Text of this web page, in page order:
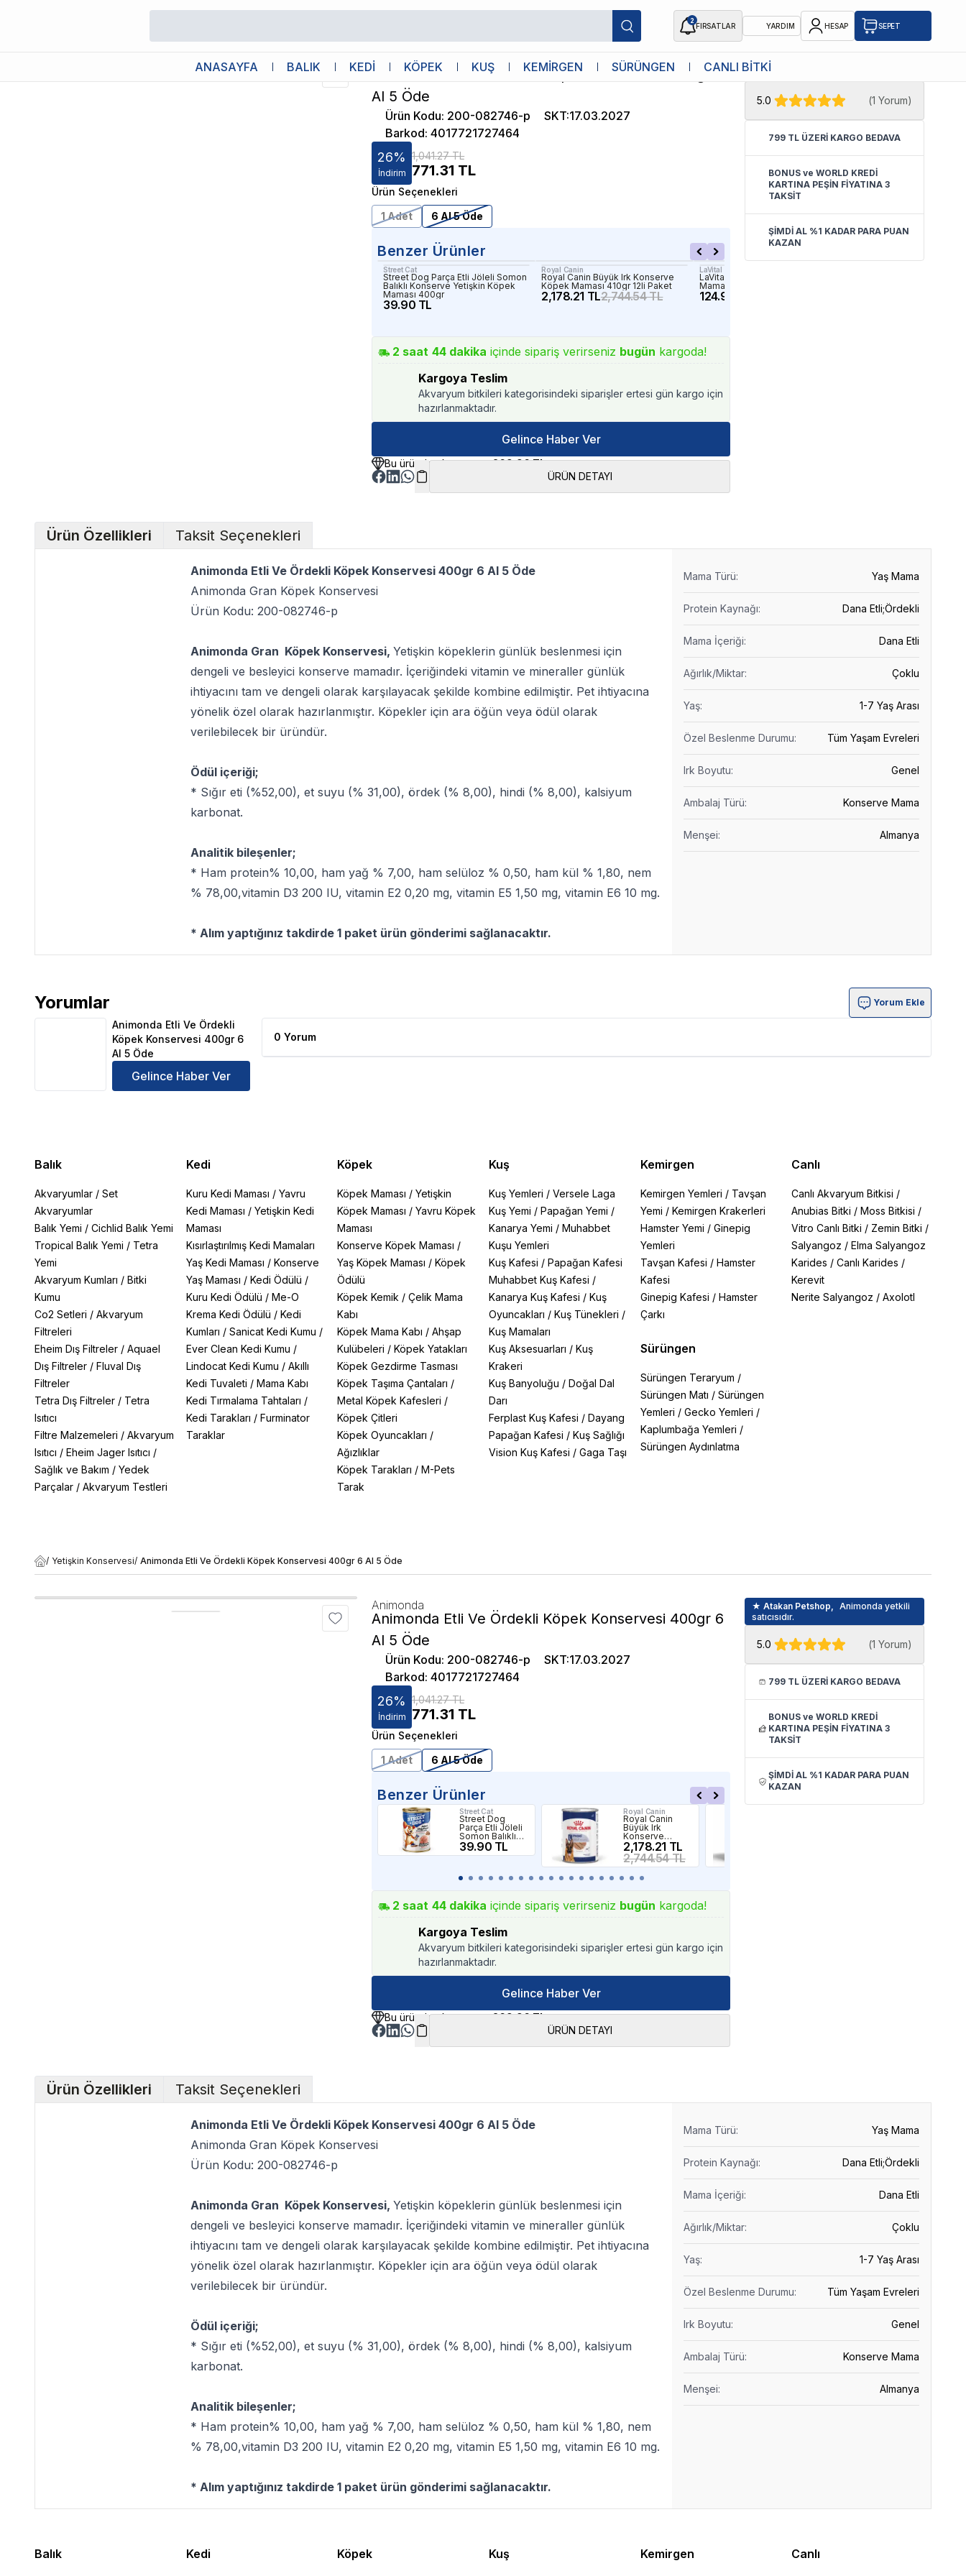
2
FIRSATLAR YARDIM HESAP SEPET
ANASAYFA BALIK KEDİ KÖPEK KUŞ KEMİRGEN SÜRÜNGEN CANLI BİTKİ
Animonda
Animonda Etli Ve Ördekli Köpek Konservesi 400gr 6
Al 5 Öde
Ürün Kodu: 200-082746-p SKT:17.03.2027
Barkod:4017721727464
26%
İndirim
1,041.27 TL
771.31 TL
Ürün Seçenekleri
1 Adet
6 Al 5 Öde
Benzer Ürünler
Street Cat
Street Dog Parça Etli Jöleli Somon
Balıklı Konserve Yetişkin Köpek
Maması 400gr
39.90 TL
Royal Canin
Royal Canin Büyük Irk Konserve
Köpek Maması 410gr 12li Paket
2,178.21 TL2,744.54 TL
LaVital
LaVital Sığır Etli Yaş Yetişkin Köpek
Maması 395gr
124.90 TL
2 saat 44 dakika içinde sipariş verirseniz bugün kargoda!
Kargoya Teslim
Akvaryum bitkileri kategorisindeki siparişler ertesi gün kargo için
hazırlanmaktadır.
Gelince Haber Ver
Bu üründen kazancınız269.96 TL
ÜRÜN DETAYI
★ Atakan Petshop,
satıcısıdır.
5.0 (1 Yorum)
799 TL ÜZERİ KARGO BEDAVA
BONUS ve WORLD KREDİ
KARTINA PEŞİN FİYATINA 3
TAKSİT
ŞİMDİ AL %1 KADAR PARA PUAN
KAZAN
Ürün Özellikleri Taksit Seçenekleri
Animonda Etli Ve Ördekli Köpek Konservesi 400gr 6 Al 5 Öde
Animonda Gran Köpek Konservesi
Ürün Kodu: 200-082746-p
Animonda Gran Köpek Konservesi, Yetişkin köpeklerin günlük beslenmesi için
dengeli ve besleyici konserve mamadır. İçeriğindeki vitamin ve mineraller günlük
ihtiyacını tam ve dengeli olarak karşılayacak şekilde kombine edilmiştir. Pet ihtiyacına
yönelik özel olarak hazırlanmıştır. Köpekler için ara öğün veya ödül olarak
verilebilecek bir üründür.
Ödül içeriği;
* Sığır eti (%52,00), et suyu (% 31,00), ördek (% 8,00), hindi (% 8,00), kalsiyum
karbonat.
Analitik bileşenler;
* Ham protein% 10,00, ham yağ % 7,00, ham selüloz % 0,50, ham kül % 1,80, nem
% 78,00,vitamin D3 200 IU, vitamin E2 0,20 mg, vitamin E5 1,50 mg, vitamin E6 10 mg.
* Alım yaptığınız takdirde 1 paket ürün gönderimi sağlanacaktır.
Mama Türü: Yaş Mama
Protein Kaynağı: Dana Etli;Ördekli
Mama İçeriği: Dana Etli
Ağırlık/Miktar: Çoklu
Yaş: 1-7 Yaş Arası
Özel Beslenme Durumu: Tüm Yaşam Evreleri
Irk Boyutu: Genel
Ambalaj Türü: Konserve Mama
Menşei: Almanya
Yorumlar
Animonda Etli Ve Ördekli Köpek Konservesi 400gr 6 Al 5 Öde Ürün Yorumları
Yorum Ekle
Animonda Etli Ve Ördekli
Köpek Konservesi 400gr 6
Al 5 Öde
Gelince Haber Ver
0 Yorum
Balık
Akvaryumlar / Set
Akvaryumlar
Balık Yemi / Cichlid Balık Yemi
Tropical Balık Yemi / Tetra
Yemi
Akvaryum Kumları / Bitki
Kumu
Co2 Setleri / Akvaryum
Filtreleri
Eheim Dış Filtreler / Aquael
Dış Filtreler / Fluval Dış
Filtreler
Tetra Dış Filtreler / Tetra
Isıtıcı
Filtre Malzemeleri / Akvaryum
Isıtıcı / Eheim Jager Isıtıcı /
Sağlık ve Bakım / Yedek
Parçalar / Akvaryum Testleri
Kedi
Kuru Kedi Maması / Yavru
Kedi Maması / Yetişkin Kedi
Maması
Kısırlaştırılmış Kedi Mamaları
Yaş Kedi Maması / Konserve
Yaş Maması / Kedi Ödülü /
Kuru Kedi Ödülü / Me-O
Krema Kedi Ödülü / Kedi
Kumları / Sanicat Kedi Kumu /
Ever Clean Kedi Kumu /
Lindocat Kedi Kumu / Akıllı
Kedi Tuvaleti / Mama Kabı
Kedi Tırmalama Tahtaları /
Kedi Tarakları / Furminator
Taraklar
Köpek
Köpek Maması /Yetişkin
Köpek Maması /Yavru Köpek
Maması
Konserve Köpek Maması /
Yaş Köpek Maması /Köpek
Ödülü
Köpek Kemik /Çelik Mama
Kabı
Köpek Mama Kabı /Ahşap
Kulübeleri /Köpek Yatakları
Köpek Gezdirme Tasması
Köpek Taşıma Çantaları /
Metal Köpek Kafesleri /
Köpek Çitleri
Köpek Oyuncakları /
Ağızlıklar
Köpek Tarakları /M-Pets
Tarak
Kuş
Kuş Yemleri / Versele Laga
Kuş Yemi / Papağan Yemi /
Kanarya Yemi / Muhabbet
Kuşu Yemleri
Kuş Kafesi / Papağan Kafesi
Muhabbet Kuş Kafesi /
Kanarya Kuş Kafesi / Kuş
Oyuncakları / Kuş Tünekleri /
Kuş Mamaları
Kuş Aksesuarları / Kuş
Krakeri
Kuş Banyoluğu / Doğal Dal
Darı
Ferplast Kuş Kafesi / Dayang
Papağan Kafesi / Kuş Sağlığı
Vision Kuş Kafesi / Gaga Taşı
Kemirgen
Kemirgen Yemleri / Tavşan
Yemi / Kemirgen Krakerleri
Hamster Yemi / Ginepig
Yemleri
Tavşan Kafesi / Hamster
Kafesi
Ginepig Kafesi / Hamster
Çarkı
Sürüngen
Sürüngen Teraryum /
Sürüngen Matı / Sürüngen
Yemleri / Gecko Yemleri /
Kaplumbağa Yemleri /
Sürüngen Aydınlatma
Canlı
Canlı Akvaryum Bitkisi /
Anubias Bitki /Moss Bitkisi /
Vitro Canlı Bitki / Zemin Bitki /
Salyangoz /Elma Salyangoz
Karides /Canlı Karides /
Kerevit
Nerite Salyangoz /Axolotl
/ Yetişkin Konservesi/ Animonda Etli Ve Ördekli Köpek Konservesi 400gr 6 Al 5 Öde
Animonda
Animonda Etli Ve Ördekli Köpek Konservesi 400gr 6
Al 5 Öde
Ürün Kodu: 200-082746-p SKT:17.03.2027
Barkod:4017721727464
26%
İndirim
1,041.27 TL
771.31 TL
Ürün Seçenekleri
1 Adet
6 Al 5 Öde
Benzer Ürünler
Street Cat
Street Dog
Parça Etli Jöleli
Somon Balıklı
Konserve
Yetişkin Köpek
39.90 TL
Royal Canin
Royal Canin
Büyük Irk
Konserve
Köpek Maması
410gr 12li Paket
2,178.21 TL
2,744.54 TL
2 saat 44 dakika içinde sipariş verirseniz bugün kargoda!
Kargoya Teslim
Akvaryum bitkileri kategorisindeki siparişler ertesi gün kargo için
hazırlanmaktadır.
Gelince Haber Ver
Bu üründen kazancınız269.96 TL
ÜRÜN DETAYI
★ Atakan Petshop,
Animonda yetkili
satıcısıdır.
5.0 (1 Yorum)
799 TL ÜZERİ KARGO BEDAVA
BONUS ve WORLD KREDİ
KARTINA PEŞİN FİYATINA 3
TAKSİT
ŞİMDİ AL %1 KADAR PARA PUAN
KAZAN
Ürün Özellikleri Taksit Seçenekleri
Animonda Etli Ve Ördekli Köpek Konservesi 400gr 6 Al 5 Öde
Animonda Gran Köpek Konservesi
Ürün Kodu: 200-082746-p
Animonda Gran Köpek Konservesi, Yetişkin köpeklerin günlük beslenmesi için
dengeli ve besleyici konserve mamadır. İçeriğindeki vitamin ve mineraller günlük
ihtiyacını tam ve dengeli olarak karşılayacak şekilde kombine edilmiştir. Pet ihtiyacına
yönelik özel olarak hazırlanmıştır. Köpekler için ara öğün veya ödül olarak
verilebilecek bir üründür.
Ödül içeriği;
* Sığır eti (%52,00), et suyu (% 31,00), ördek (% 8,00), hindi (% 8,00), kalsiyum
karbonat.
Analitik bileşenler;
* Ham protein% 10,00, ham yağ % 7,00, ham selüloz % 0,50, ham kül % 1,80, nem
% 78,00,vitamin D3 200 IU, vitamin E2 0,20 mg, vitamin E5 1,50 mg, vitamin E6 10 mg.
* Alım yaptığınız takdirde 1 paket ürün gönderimi sağlanacaktır.
Mama Türü: Yaş Mama
Protein Kaynağı: Dana Etli;Ördekli
Mama İçeriği: Dana Etli
Ağırlık/Miktar: Çoklu
Yaş: 1-7 Yaş Arası
Özel Beslenme Durumu: Tüm Yaşam Evreleri
Irk Boyutu: Genel
Ambalaj Türü: Konserve Mama
Menşei: Almanya
Balık Kedi Köpek Kuş Kemirgen Canlı